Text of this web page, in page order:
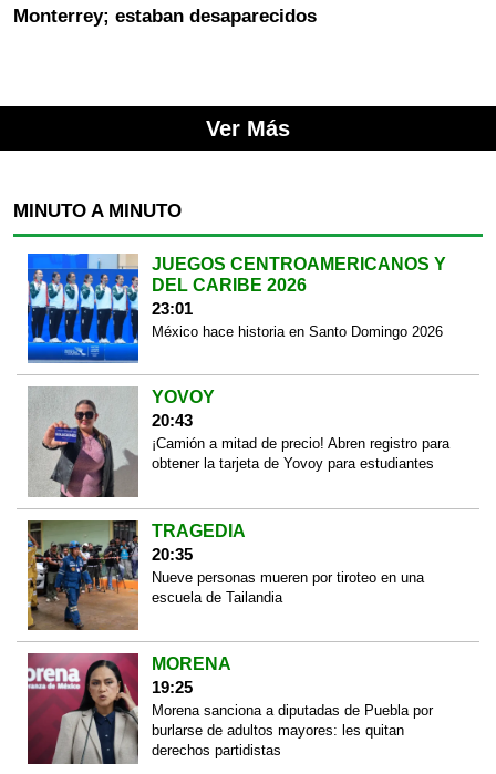
Monterrey; estaban desaparecidos
Ver Más
MINUTO A MINUTO
JUEGOS CENTROAMERICANOS Y
DEL CARIBE 2026
23:01
México hace historia en Santo Domingo 2026
YOVOY
20:43
¡Camión a mitad de precio! Abren registro para
obtener la tarjeta de Yovoy para estudiantes
TRAGEDIA
20:35
Nueve personas mueren por tiroteo en una
escuela de Tailandia
MORENA
19:25
Morena sanciona a diputadas de Puebla por
burlarse de adultos mayores: les quitan
derechos partidistas